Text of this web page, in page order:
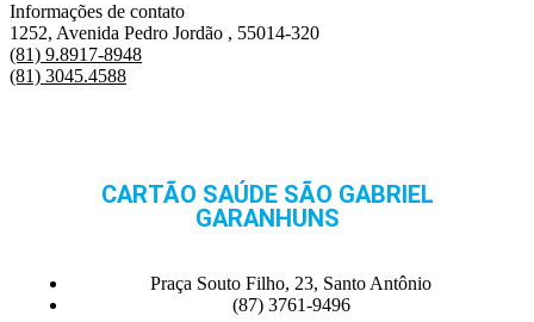
Informações de contato
1252, Avenida Pedro Jordão , 55014-320
(81) 9.8917-8948
(81) 3045.4588
CARTÃO SAÚDE SÃO GABRIEL
GARANHUNS
Praça Souto Filho, 23, Santo Antônio
(87) 3761-9496